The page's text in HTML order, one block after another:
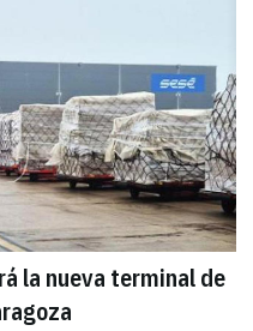
la nueva terminal de